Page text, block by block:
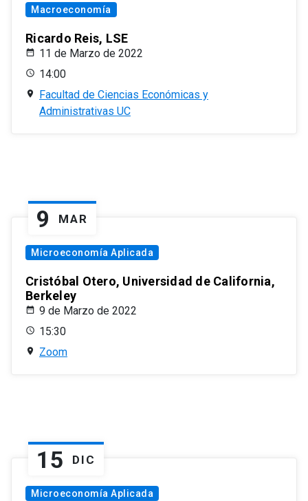
Macroeconomía
Ricardo Reis, LSE
11 de Marzo de 2022
14:00
Facultad de Ciencias Económicas y
Administrativas UC
9 MAR
Microeconomía Aplicada
Cristóbal Otero, Universidad de California,
Berkeley
9 de Marzo de 2022
15:30
Zoom
15 DIC
Microeconomía Aplicada